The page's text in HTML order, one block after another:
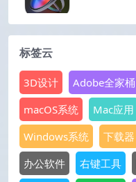
标签云
3D设计 Adobe全家桶
macOS系统
Mac应用
Windows系统
下载器
办公软件
右键工具